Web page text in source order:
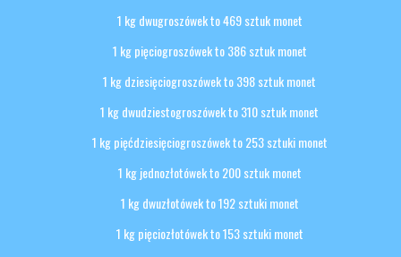
1 kg dwugroszówek to 469 sztuk monet
1 kg pięciogroszówek to 386 sztuk monet
1 kg dziesięciogroszówek to 398 sztuk monet
1 kg dwudziestogroszówek to 310 sztuk monet
1 kg pięćdziesięciogroszówek to 253 sztuki monet
1 kg jednozłotówek to 200 sztuk monet
1 kg dwuzłotówek to 192 sztuki monet
1 kg pięciozłotówek to 153 sztuki monet